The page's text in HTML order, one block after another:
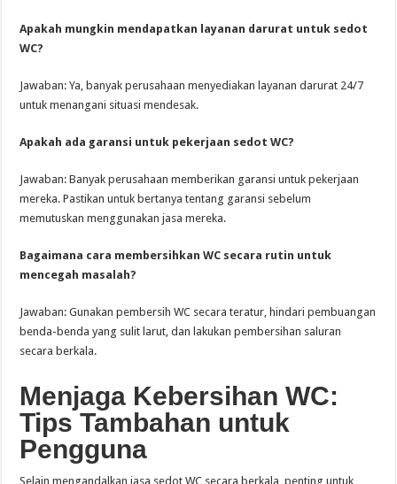
Apakah mungkin mendapatkan layanan darurat untuk sedot
WC?
Jawaban: Ya, banyak perusahaan menyediakan layanan darurat 24/7
untuk menangani situasi mendesak.
Apakah ada garansi untuk pekerjaan sedot WC?
Jawaban: Banyak perusahaan memberikan garansi untuk pekerjaan
mereka. Pastikan untuk bertanya tentang garansi sebelum
memutuskan menggunakan jasa mereka.
Bagaimana cara membersihkan WC secara rutin untuk
mencegah masalah?
Jawaban: Gunakan pembersih WC secara teratur, hindari pembuangan
benda-benda yang sulit larut, dan lakukan pembersihan saluran
secara berkala.
Menjaga Kebersihan WC:
Tips Tambahan untuk
Pengguna
Selain mengandalkan jasa sedot WC secara berkala, penting untuk